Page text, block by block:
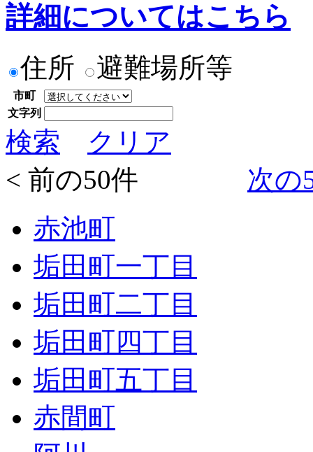
詳細についてはこちら
住所 避難場所等
市町
文字列
検索
クリア
< 前の50件
次の
赤池町
垢田町一丁目
垢田町二丁目
垢田町四丁目
垢田町五丁目
赤間町